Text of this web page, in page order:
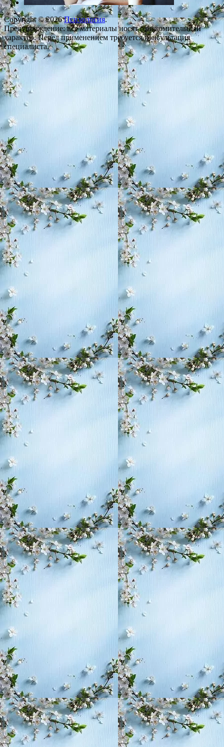
Copyright © 2026Психология.
Предупреждение: все материалы носят ознакомительный
характер. Перед применением требуется консультация
специалиста.